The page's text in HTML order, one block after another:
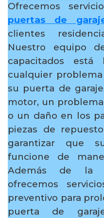
Ofrecemos
puertas de
clientes
Nuestro equipo
capacitados está
cualquier
su puerta de
motor, un
o un daño en los
piezas de
garantizar que
funcione de
Además de la
ofrecemos
preventivo para
puerta de